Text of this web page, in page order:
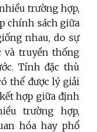
trường hợp,
chính sách giữa
nhau, do sự
và truyền thống
Tính đặc thù
thể được lý giải
hợp giữa định
trường hợp,
hóa hay phổ